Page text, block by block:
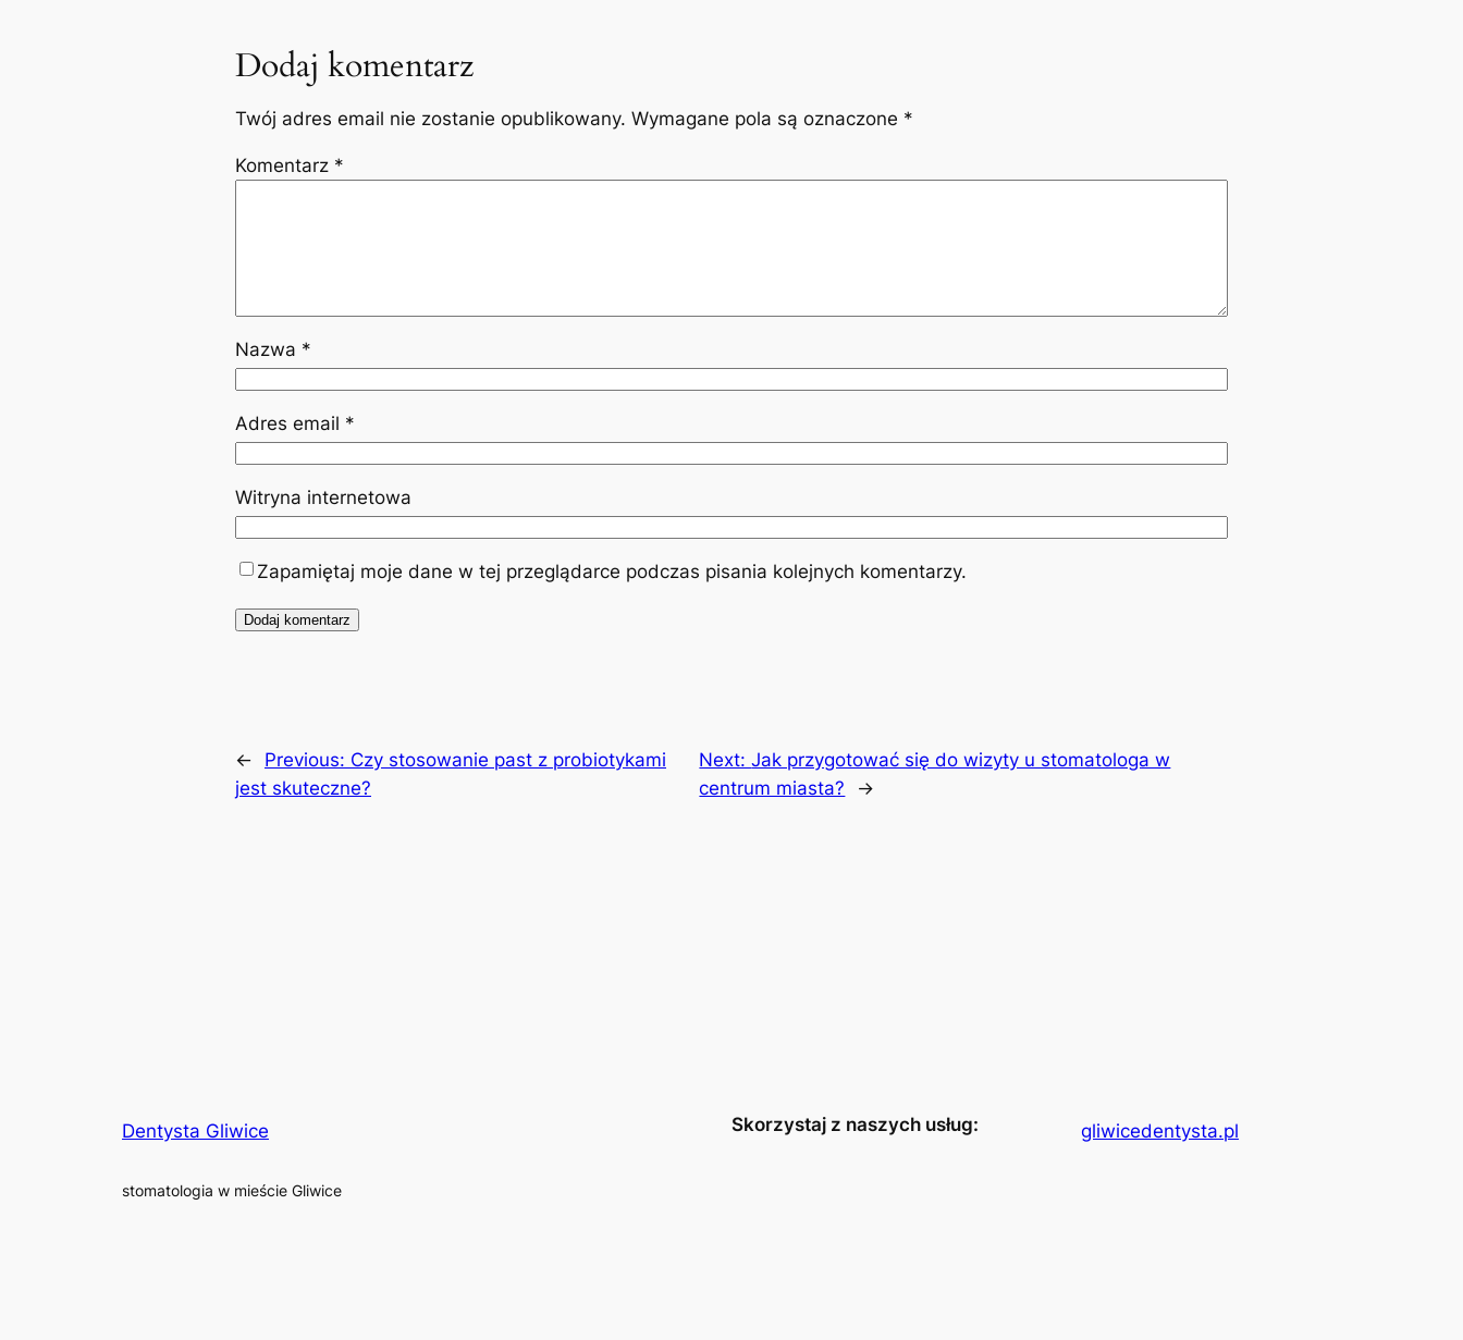
Dodaj komentarz
Twój adres email nie zostanie opublikowany. Wymagane pola są oznaczone *
Komentarz *
Nazwa *
Adres email *
Witryna internetowa
Zapamiętaj moje dane w tej przeglądarce podczas pisania kolejnych komentarzy.
← Previous: Czy stosowanie past z probiotykami
jest skuteczne?
Next:Jak przygotować się do wizyty u stomatologa w
centrum miasta?
→
Dentysta Gliwice
stomatologia w mieście Gliwice
Skorzystaj z naszych usług: gliwicedentysta.pl